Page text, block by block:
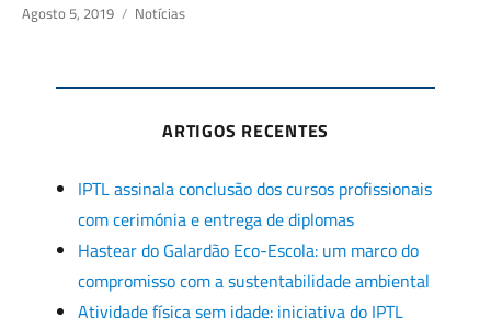
Posted
Agosto 5, 2019 Categories
Notícias
ARTIGOS RECENTES
IPTL assinala conclusão dos cursos profissionais
com cerimónia e entrega de diplomas
Hastear do Galardão Eco-Escola: um marco do
compromisso com a sustentabilidade ambiental
Atividade física sem idade: iniciativa do IPTL